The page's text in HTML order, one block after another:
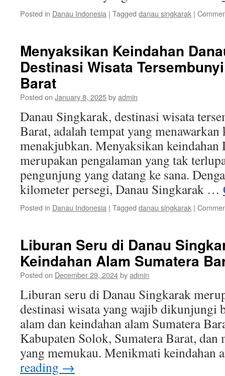
Posted in Danau Indonesia | Tagged danau singkarak |
Menyaksikan Keindahan
Destinasi Wisata
Barat
Posted on January 8, 2025byadmin
Danau Singkarak, destinasi wisata
Barat, adalah tempat yang
menakjubkan. Menyaksikan keindahan
merupakan pengalaman yang tak
pengunjung yang datang ke sana.
kilometer persegi, Danau Singkarak …
Posted in Danau Indonesia | Tagged danau singkarak |
Liburan Seru di Danau
Keindahan Alam Sumatera
Posted on December 29, 2024byadmin
Liburan seru di Danau Singkarak
destinasi wisata yang wajib dikunjungi
alam dan keindahan alam Sumatera
Kabupaten Solok, Sumatera Barat,
yang memukau. Menikmati
reading →